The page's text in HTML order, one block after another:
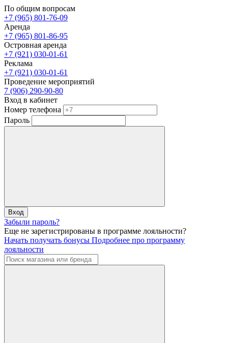
По общим вопросам
+7 (965) 801-76-09
Аренда
+7 (965) 801-86-95
Островная аренда
+7 (921) 030-01-61
Реклама
+7 (921) 030-01-61
Проведение мероприятий
7 (906) 290-90-80
Вход в кабинет
Номер телефона
Пароль
Вход
Забыли пароль?
Еще не зарегистрированы в программе лояльности?
Начать получать бонусы Подробнее про программу
лояльности